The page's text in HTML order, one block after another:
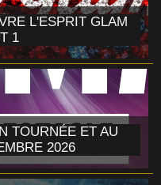
L'ESPRIT GLAM
1
TOURNÉE ET AU
2026